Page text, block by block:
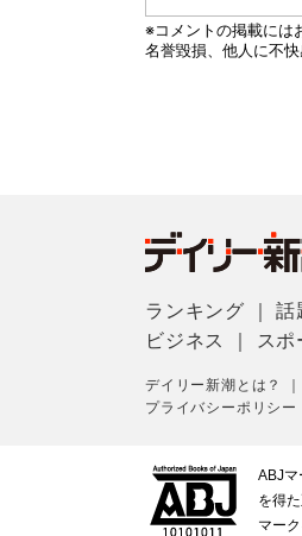
ランキング ｜話
ビジネス
スポ
デイリー新潮とは？
プライバシーポリシー
ABJマ
を得
マー